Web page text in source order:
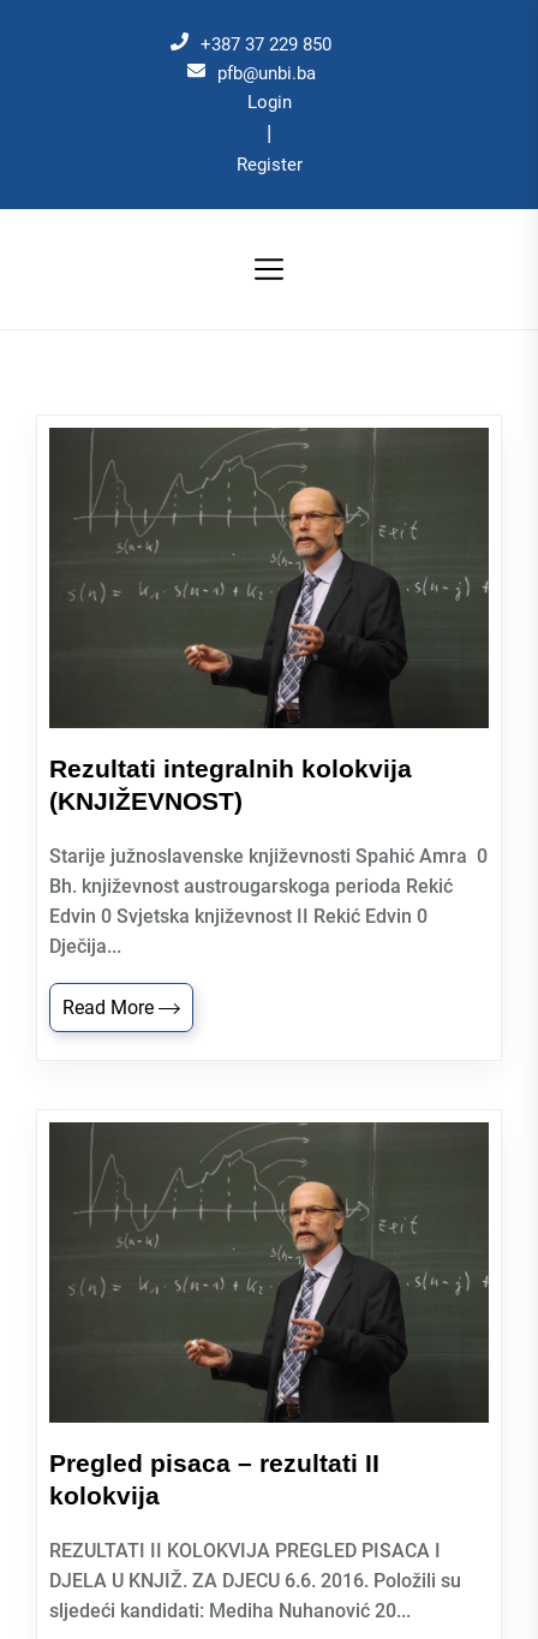
+387 37 229 850
pfb@unbi.ba
Login
|
Register
Rezultati integralnih kolokvija
(KNJIŽEVNOST)
Starije južnoslavenske književnosti Spahić Amra 0
Bh. književnost austrougarskoga perioda Rekić
Edvin 0 Svjetska književnost II Rekić Edvin 0
Dječija...
Read More
Pregled pisaca – rezultati II
kolokvija
REZULTATI II KOLOKVIJA PREGLED PISACA I
DJELA U KNJIŽ. ZA DJECU 6.6. 2016. Položili su
sljedeći kandidati: Mediha Nuhanović 20...